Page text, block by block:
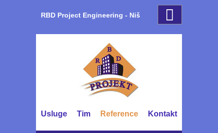
RBD Project Engineering - Niš
Usluge Tim Reference Kontakt